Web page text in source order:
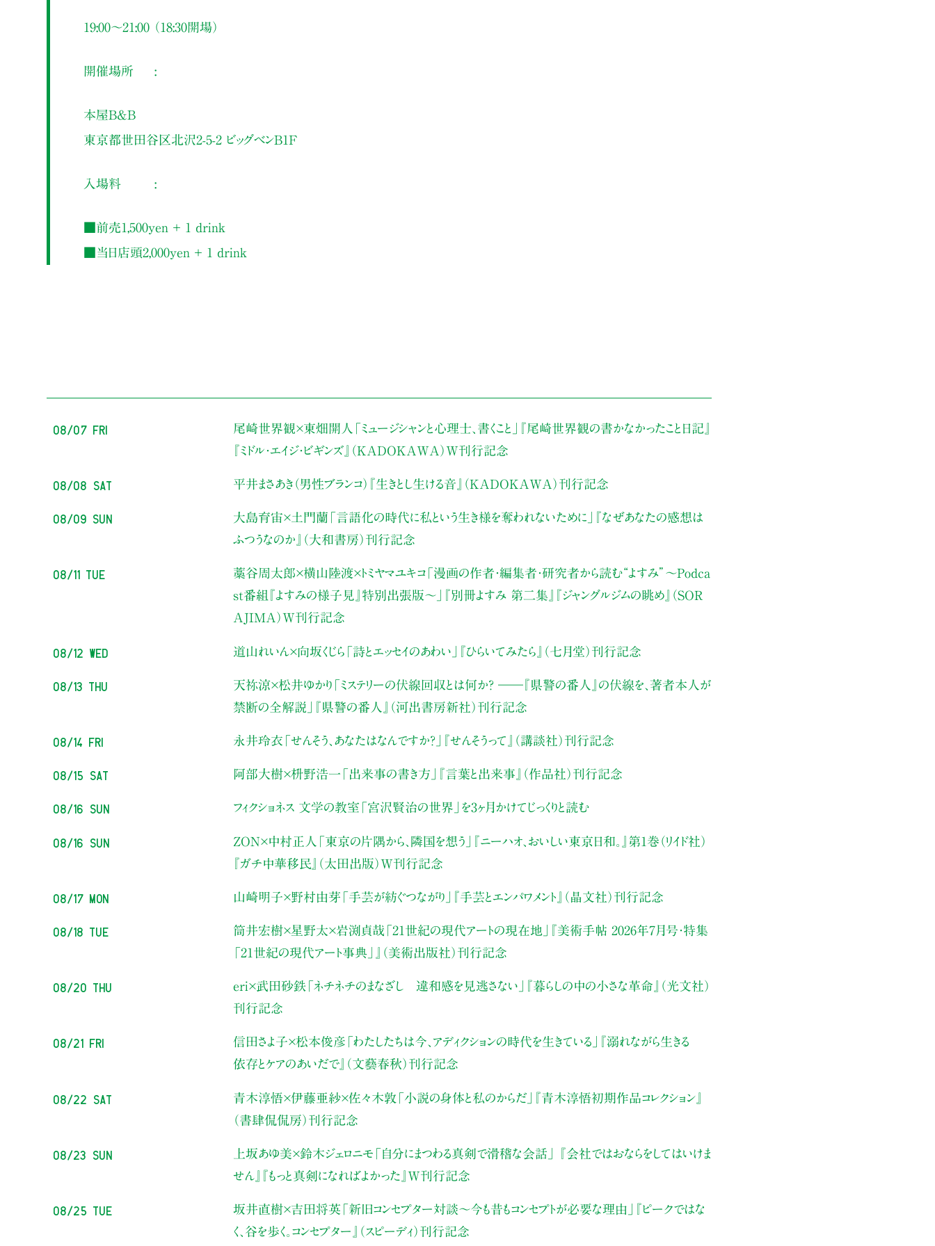
19:00～21:00 （18:30開場）
開催場所
本屋B&B
東京都世田谷区北沢2-5-2 ビッグベンB1F
入場料
■前売1,500yen ＋ 1 drink
■当日店頭2,000yen ＋ 1 drink
08/07 Fri 尾崎世界観×東畑開人 「ミュージシャンと心理士、書くこと」
『尾崎世界観の書かなかったこと日記』
『ミドル・エイジ・ビギンズ』（KADOKAWA）W刊行記念
08/08 Sat 平井まさあき（男性ブランコ） 『生きとし生ける音』（KADOKAWA）刊行記念
08/09 Sun 大島育宙×土門蘭 「言語化の時代に私という生き様を奪われないために」
『なぜあなたの感想は
ふつうなのか』（大和書房）刊行記念
08/11 Tue 藁谷周太郎×横山陸渡×トミヤマユキコ「漫画の作者・編集者・研究者から読む“よすみ” 〜Podca
st番組『よすみの様子見』特別出張版〜」
『別冊よすみ 第二集』『ジャングルジムの眺め』（SOR
AJIMA）W刊行記念
08/12 Wed 道山れいん×向坂くじら 「詩とエッセイのあわい」 『ひらいてみたら』（七月堂）刊行記念
08/13 Thu 天祢涼×松井ゆかり 「ミステリーの伏線回収とは何か？ ――『県警の番人』の伏線を、著者本人が
禁断の全解説」
『県警の番人』（河出書房新社）刊行記念
08/14 Fri 永井玲衣 「せんそう、あなたはなんですか？」 『せんそうって』（講談社）刊行記念
08/15 Sat 阿部大樹×枡野浩一 「出来事の書き方」 『言葉と出来事』（作品社）刊行記念
08/16 Sun フィクショネス 文学の教室 「宮沢賢治の世界」を3ヶ月かけてじっくりと読む
08/16 Sun ZON×中村正人 「東京の片隅から、隣国を想う」
『ニーハオ、おいしい東京日和。』第1巻（リイド社）
『ガチ中華移民』（太田出版）W刊行記念
08/17 Mon 山崎明子×野村由芽 「手芸が紡ぐつながり」 『手芸とエンパワメント』（晶文社）刊行記念
08/18 Tue 筒井宏樹×星野太×岩渕貞哉 「21世紀の現代アートの現在地」 『美術手帖 2026年7月号・特集
「21世紀の現代アート事典」』（美術出版社）刊行記念
08/20 Thu eri×武田砂鉄「ネチネチのまなざし 違和感を見逃さない」
『暮らしの中の小さな革命』（光文社）
刊行記念
08/21 Fri 信田さよ子×松本俊彦 「わたしたちは今、アディクションの時代を生きている」
『溺れながら生きる
依存とケアのあいだで』（文藝春秋）刊行記念
08/22 Sat 青木淳悟×伊藤亜紗×佐々木敦 「小説の身体と私のからだ」
『青木淳悟初期作品コレクション』
（書肆侃侃房）刊行記念
08/23 Sun 上坂あゆ美×鈴木ジェロニモ 「自分にまつわる真剣で滑稽な会話」
『会社ではおならをしてはいけま
せん』『もっと真剣になればよかった』W刊行記念
08/25 Tue 坂井直樹×吉田将英「新旧コンセプター対談～今も昔もコンセプトが必要な理由」
『ピークではな
く、谷を歩く。コンセプター』（スピーディ）刊行記念